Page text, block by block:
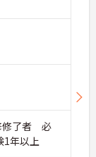
修了者 必
1年以上